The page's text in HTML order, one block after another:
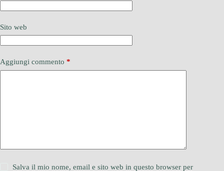
Sito web
Aggiungi commento *
Salva il mio nome, email e sito web in questo browser per